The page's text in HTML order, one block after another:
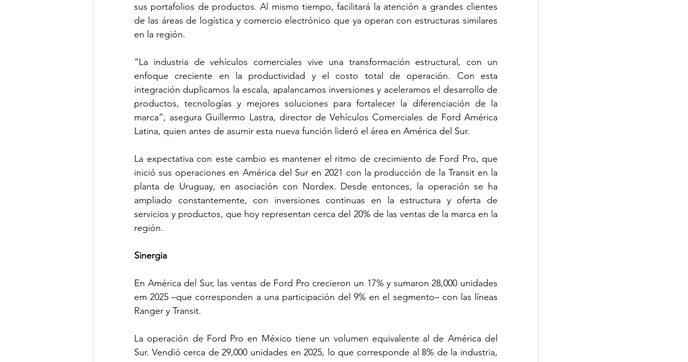
sus portafolios de productos. Al mismo tiempo, facilitará la atención a grandes clientes
de las áreas de logística y comercio electrónico que ya operan con estructuras similares
en la región.
“La industria de vehículos comerciales vive una transformación estructural, con un
enfoque creciente en la productividad y el costo total de operación. Con esta
integración duplicamos la escala, apalancamos inversiones y aceleramos el desarrollo de
productos, tecnologías y mejores soluciones para fortalecer la diferenciación de la
marca”, asegura Guillermo Lastra, director de Vehículos Comerciales de Ford América
Latina, quien antes de asumir esta nueva función lideró el área en América del Sur.
La expectativa con este cambio es mantener el ritmo de crecimiento de Ford Pro, que
inició sus operaciones en América del Sur en 2021 con la producción de la Transit en la
planta de Uruguay, en asociación con Nordex. Desde entonces, la operación se ha
ampliado constantemente, con inversiones continuas en la estructura y oferta de
servicios y productos, que hoy representan cerca del 20% de las ventas de la marca en la
región.
Sinergia
En América del Sur, las ventas de Ford Pro crecieron un 17% y sumaron 28,000 unidades
em 2025 –que corresponden a una participación del 9% en el segmento– con las líneas
Ranger y Transit.
La operación de Ford Pro en México tiene un volumen equivalente al de América del
Sur. Vendió cerca de 29,000 unidades en 2025, lo que corresponde al 8% de la industria,